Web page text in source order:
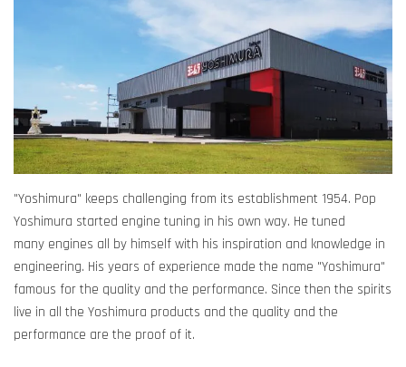
"Yoshimura" keeps challenging from its establishment 1954. Pop
Yoshimura started engine tuning in his own way. He tuned
many engines all by himself with his inspiration and knowledge in
engineering. His years of experience made the name "Yoshimura"
famous for the quality and the performance. Since then the spirits
live in all the Yoshimura products and the quality and the
performance are the proof of it.